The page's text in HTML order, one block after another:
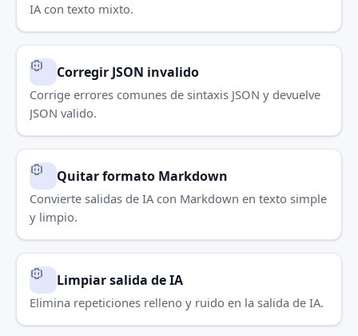
IA con texto mixto.
Corregir JSON invalido
Corrige errores comunes de sintaxis JSON y devuelve
JSON valido.
Quitar formato Markdown
Convierte salidas de IA con Markdown en texto simple
y limpio.
Limpiar salida de IA
Elimina repeticiones relleno y ruido en la salida de IA.